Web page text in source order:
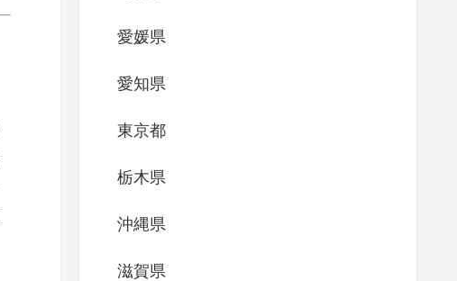
愛媛県
愛知県
東京都
栃木県
沖縄県
滋賀県